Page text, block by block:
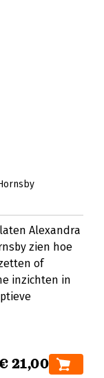
Alexandra
zien hoe
of
inzichten in
21,00